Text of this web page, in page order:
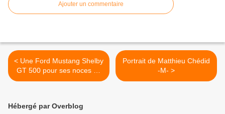
Ajouter un commentaire
< Une Ford Mustang Shelby
GT 500 pour ses noces de
bois
Portrait de Matthieu Chédid
-M- >
Hébergé par Overblog